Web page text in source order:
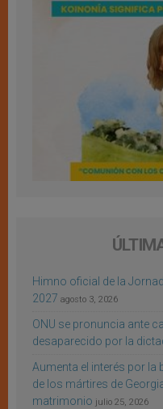
Himno oficial de la
2027 agosto 3, 2026
ONU se pronuncia ante
desaparecido por la
Aumenta el interés por la
de los mártires de
matrimonio julio 25, 2026